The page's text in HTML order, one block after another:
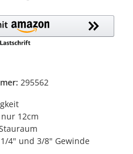
295562
12cm
4" und 3/8" Gewinde